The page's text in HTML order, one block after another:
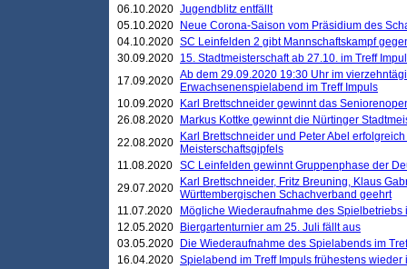
06.10.2020 Jugendblitz entfällt
05.10.2020
Neue Corona-Saison vom Präsidium des
04.10.2020 SC Leinfelden 2 gibt Mannschaftskampf
30.09.2020 15. Stadtmeisterschaft ab 27.10. im Treff
17.09.2020 Ab dem 29.09.2020 19:30 Uhr im
Erwachsenenspielabend im Treff Impuls
10.09.2020
Karl Brettschneider gewinnt das
26.08.2020
Markus Kottke gewinnt die Nürtinger
22.08.2020
Karl Brettschneider und Peter Abel
Meisterschaftsgipfels
11.08.2020 SC Leinfelden gewinnt Gruppenphase der
29.07.2020
Karl Brettschneider, Fritz Breuning, Klaus
Württembergischen Schachverband geehrt
11.07.2020
Mögliche Wiederaufnahme des Spielbetriebs
12.05.2020
Biergartenturnier am 25. Juli fällt aus
03.05.2020
Die Wiederaufnahme des Spielabends im
16.04.2020 Spielabend im Treff Impuls frühestens wieder